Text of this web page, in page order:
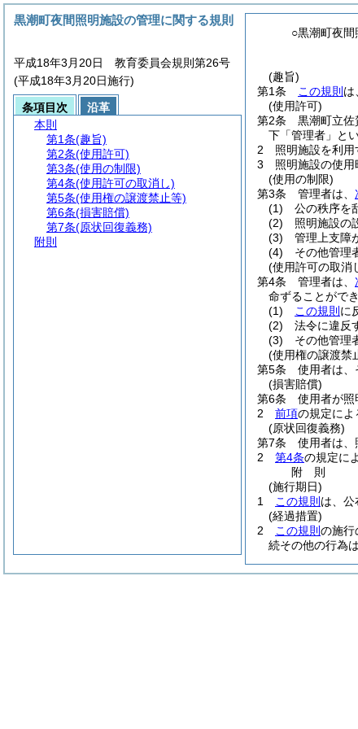
○黒潮町夜間
(趣旨)
第1条
この規則 は
(使用許可)
第2条
黒潮町立佐
下「管理者」と
2
照明施設を利
3
照明施設の使
(使用の制限)
第3条
管理者は、
(1)
公の秩序を
(2)
照明施設の
(3)
管理上支障
(4)
その他管理
(使用許可の取消
第4条
管理者は、
命ずることができ
(1)
この規則 に
(2)
法令に違反
(3)
その他管理
(使用権の譲渡禁
第5条
使用者は、
(損害賠償)
第6条
使用者が照
2
前項の規定によ
(原状回復義務)
第7条
使用者は、
2
第4条の規定に
附 則
(施行期日)
1
この規則 は、公
(経過措置)
2
この規則 の施行
続その他の行為は
黒潮町夜間照明施設の管理に関する規則
平成18年3月20日 教育委員会規則第26号
(平成18年3月20日施行)
条項目次
沿革
本則
第1条(趣旨)
第2条(使用許可)
第3条(使用の制限)
第4条(使用許可の取消し)
第5条(使用権の譲渡禁止等)
第6条(損害賠償)
第7条(原状回復義務)
附則